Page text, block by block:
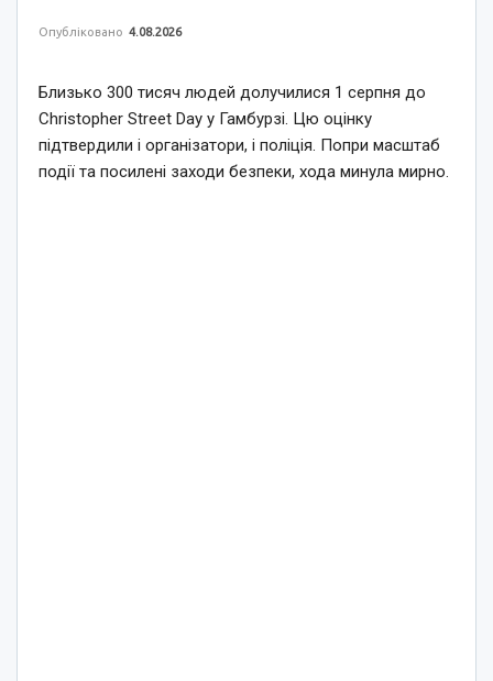
Опубліковано 4.08.2026
Близько 300 тисяч людей долучилися 1 серпня до
Christopher Street Day у Гамбурзі. Цю оцінку
підтвердили і організатори, і поліція. Попри масштаб
події та посилені заходи безпеки, хода минула мирно.